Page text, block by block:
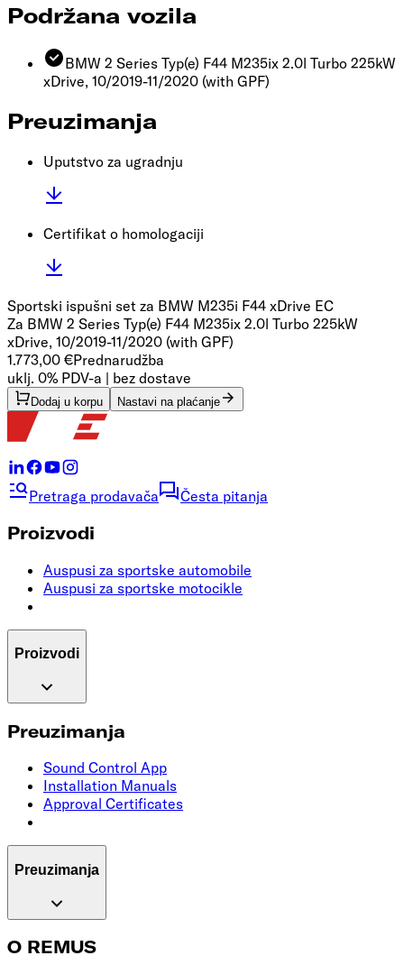
Podržana vozila
BMW 2 Series Typ(e) F44 M235ix 2.0l Turbo 225kW
xDrive, 10/2019-11/2020 (with GPF)
Preuzimanja
Uputstvo za ugradnju
Certifikat o homologaciji
Sportski ispušni set za BMW M235i F44 xDrive EC
Za BMW 2 Series Typ(e) F44 M235ix 2.0l Turbo 225kW
xDrive, 10/2019-11/2020 (with GPF)
1.773,00 €Prednarudžba
uklj. 0% PDV-a | bez dostave
Dodaj u korpu Nastavi na plaćanje
Pretraga prodavača Česta pitanja
Proizvodi
Auspusi za sportske automobile
Auspusi za sportske motocikle
Proizvodi
Preuzimanja
Sound Control App
Installation Manuals
Approval Certificates
Preuzimanja
O REMUS